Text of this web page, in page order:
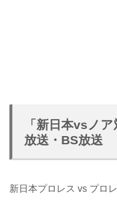
「新日本vsノ
放送・BS放送
新日本プロレス vs プロ